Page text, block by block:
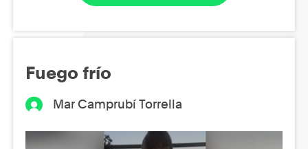
Fuego frío
Mar Camprubí Torrella